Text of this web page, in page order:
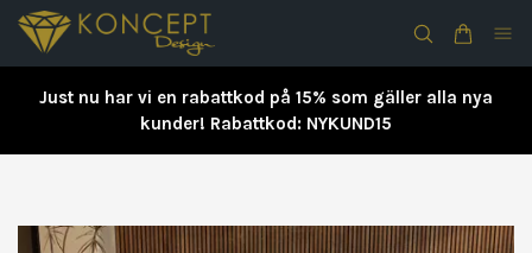
Just nu har vi en rabattkod på 15% som gäller alla nya
kunder! Rabattkod: NYKUND15